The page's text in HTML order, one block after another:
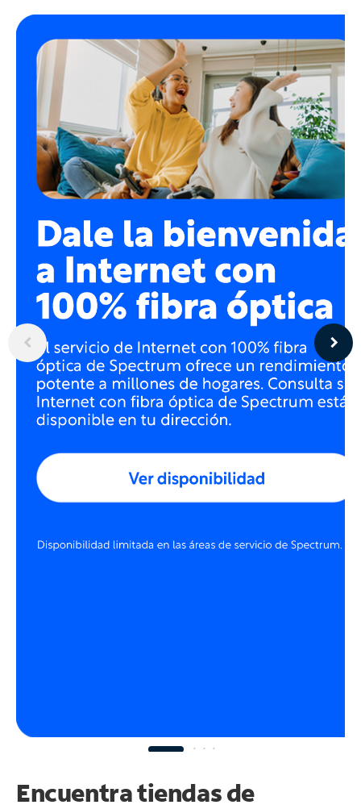
Encuentra tiendas de